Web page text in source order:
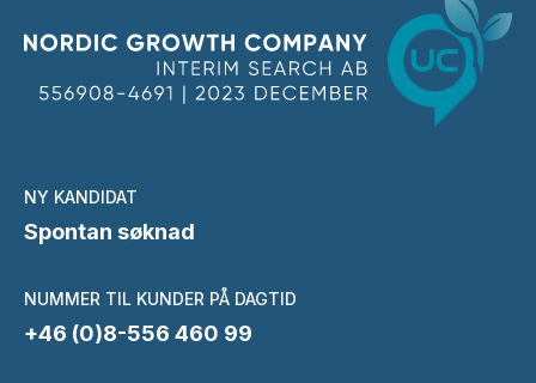
NY KANDIDAT
Spontan søknad
NUMMER TIL KUNDER PÅ DAGTID
+46 (0)8-556 460 99